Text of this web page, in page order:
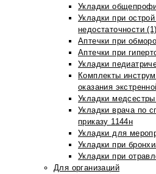
Укладки
Укладки при
недостаточности (1)
Аптечки при
Аптечки при
Укладки
Комплекты
оказания
Укладки
Укладки врача по
приказу 1144н
Укладки для
Укладки при
Укладки при
Для организаций